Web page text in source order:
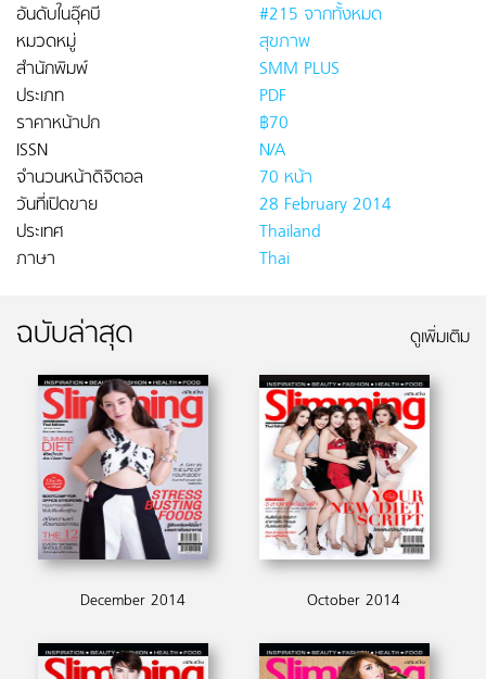
อันดับในอุ๊คบี
#215 จากทั้งหมด
หมวดหมู่
สุขภาพ
สำนักพิมพ์
SMM PLUS
ประเภท
PDF
ราคาหน้าปก
฿70
ISSN
N/A
จำนวนหน้าดิจิตอล
70 หน้า
วันที่เปิดขาย
28 February 2014
ประเทศ
Thailand
ภาษา
Thai
ฉบับล่าสุด ดูเพิ่มเติม
December 2014 October 2014